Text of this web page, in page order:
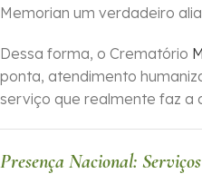
Memorian um verdadeiro
Dessa forma, o Crematório
ponta, atendimento
serviço que realmente faz a
Presença Nacional: